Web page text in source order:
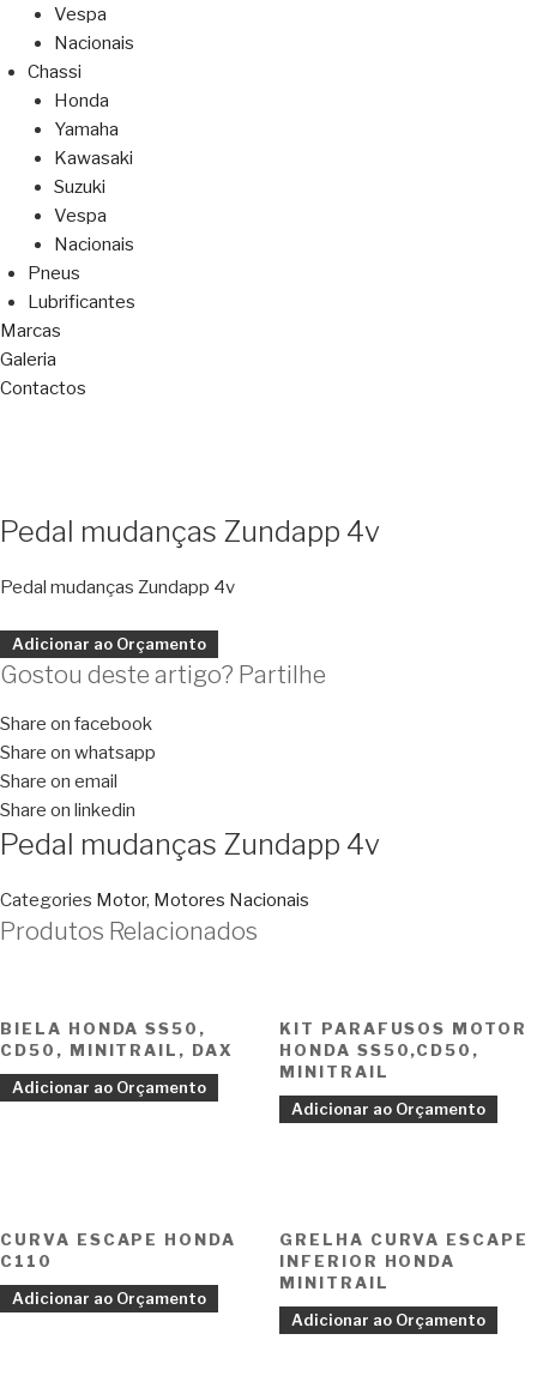
Vespa
Nacionais
Chassi
Honda
Yamaha
Kawasaki
Suzuki
Vespa
Nacionais
Pneus
Lubrificantes
Marcas
Galeria
Contactos
Pedal mudanças Zundapp 4v
Pedal mudanças Zundapp 4v
Adicionar ao Orçamento
Gostou deste artigo? Partilhe
Share on facebook
Share on whatsapp
Share on email
Share on linkedin
Pedal mudanças Zundapp 4v
Categories Motor, Motores Nacionais
Produtos Relacionados
BIELA HONDA SS50,
CD50, MINITRAIL, DAX
Adicionar ao Orçamento
KIT PARAFUSOS MOTOR
HONDA SS50,CD50,
MINITRAIL
Adicionar ao Orçamento
CURVA ESCAPE HONDA
C110
Adicionar ao Orçamento
GRELHA CURVA ESCAPE
INFERIOR HONDA
MINITRAIL
Adicionar ao Orçamento